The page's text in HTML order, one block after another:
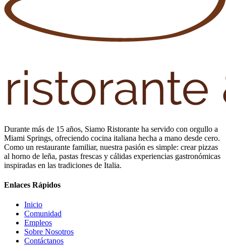
Durante más de 15 años, Siamo Ristorante ha servido con orgullo a
Miami Springs, ofreciendo cocina italiana hecha a mano desde cero.
Como un restaurante familiar, nuestra pasión es simple: crear pizzas
al horno de leña, pastas frescas y cálidas experiencias gastronómicas
inspiradas en las tradiciones de Italia.
Enlaces Rápidos
Inicio
Comunidad
Empleos
Sobre Nosotros
Contáctanos